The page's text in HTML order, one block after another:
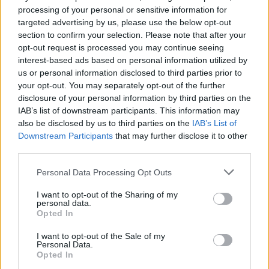
processing of your personal or sensitive information for
targeted advertising by us, please use the below opt-out
section to confirm your selection. Please note that after your
opt-out request is processed you may continue seeing
interest-based ads based on personal information utilized by
us or personal information disclosed to third parties prior to
your opt-out. You may separately opt-out of the further
disclosure of your personal information by third parties on the
IAB’s list of downstream participants. This information may
also be disclosed by us to third parties on the IAB’s List of
Downstream Participants that may further disclose it to other
Personal Data Processing Opt Outs
I want to opt-out of the Sharing of my
personal data.
Opted In
I want to opt-out of the Sale of my
Personal Data.
Opted In
kampelį. Labai dažnai vaikystės prisiminimus
susiejame su įvairiomis vietovėmis. Maniškiai
nugulė būtent Vitbyje. Nuo banginio ūso iki
jaukių kavinukių, nuo uoste klykaujančių
žuvėdrų iki siauručio takelio, vingiuojančio iki
pat Sandsendo, – Vitbyje saugiai tebegyvena
mano vaikystė. Tad ir šiai vietai norėjau
paskirti dalį romano.
– Ką labiausiai norėjote pasakyti šia
knyga?
– Mes visi esame svarbūs. Nesvarbu, kas mes
tokie, kiek ilgai ar trumpai gyvename,